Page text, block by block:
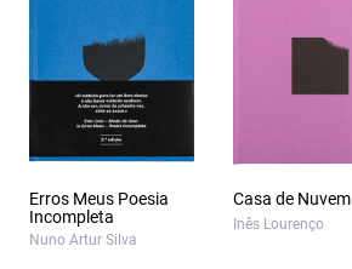
Erros Meus Poesia
Incompleta
Nuno Artur Silva
Casa de Nuvem
Inês Lourenço